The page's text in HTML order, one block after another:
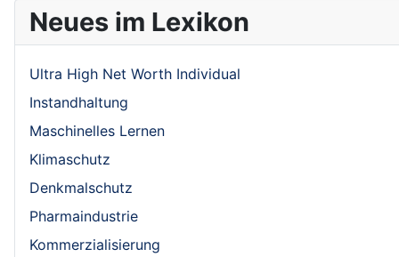
Neues im Lexikon
Ultra High Net Worth Individual
Instandhaltung
Maschinelles Lernen
Klimaschutz
Denkmalschutz
Pharmaindustrie
Kommerzialisierung